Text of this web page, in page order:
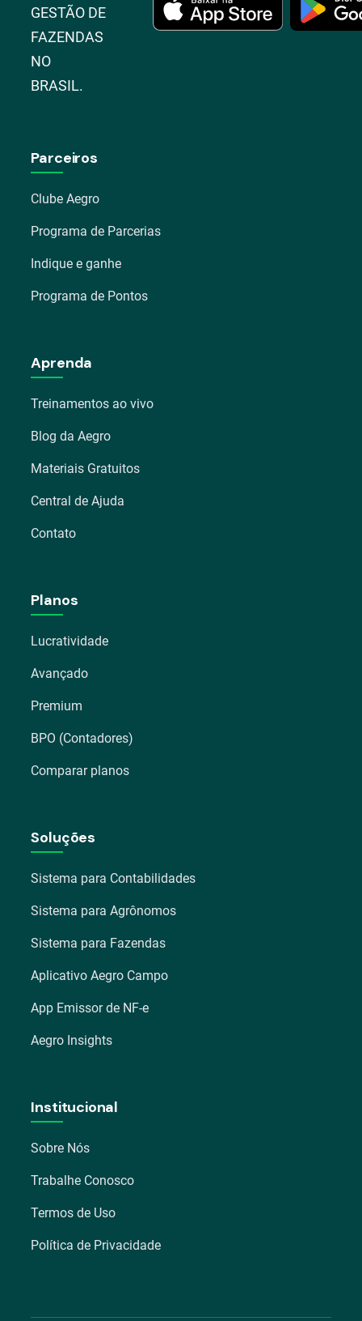
GESTÃO DE
FAZENDAS
NO
BRASIL.
Parceiros
Clube Aegro
Programa de Parcerias
Indique e ganhe
Programa de Pontos
Aprenda
Treinamentos ao vivo
Blog da Aegro
Materiais Gratuitos
Central de Ajuda
Contato
Planos
Lucratividade
Avançado
Premium
BPO (Contadores)
Comparar planos
Soluções
Sistema para Contabilidades
Sistema para Agrônomos
Sistema para Fazendas
Aplicativo Aegro Campo
App Emissor de NF-e
Aegro Insights
Institucional
Sobre Nós
Trabalhe Conosco
Termos de Uso
Política de Privacidade